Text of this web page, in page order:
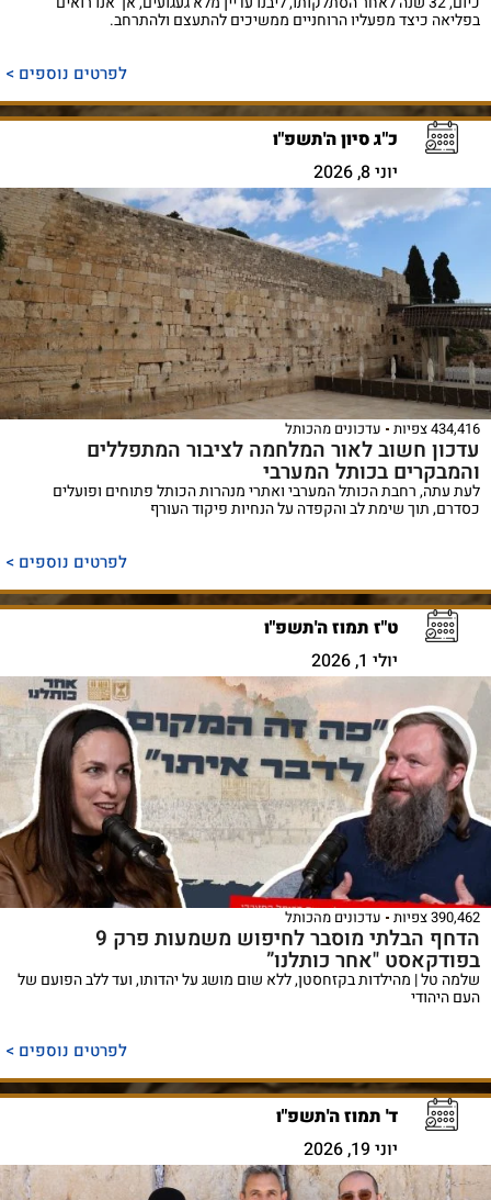
בפליאה כיצד מפעליו הרוחניים ממשיכים להתעצם ולהתרחב.
לפרטים נוספים >
כ"ג סיון ה'תשפ"ו
יוני 8, 2026
434,416 צפיות עדכונים מהכותל
עדכון חשוב לאור המלחמה לציבור המתפללים
והמבקרים בכותל המערבי
לעת עתה, רחבת הכותל המערבי ואתרי מנהרות הכותל פתוחים ופועלים
כסדרם, תוך שימת לב והקפדה על הנחיות פיקוד העורף
לפרטים נוספים >
ט"ז תמוז ה'תשפ"ו
יולי 1, 2026
390,462 צפיות עדכונים מהכותל
הדחף הבלתי מוסבר לחיפוש משמעות פרק 9
בפודקאסט "אחר כותלנו”
שלמה טל | מהילדות בקזחסטן, ללא שום מושג על יהדותו, ועד ללב הפועם של
העם היהודי
לפרטים נוספים >
ד' תמוז ה'תשפ"ו
יוני 19, 2026